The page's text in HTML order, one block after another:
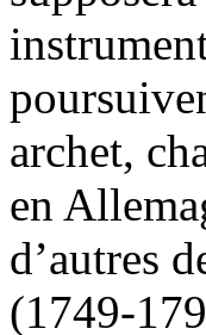
archet,
en
d’autres
(1749-